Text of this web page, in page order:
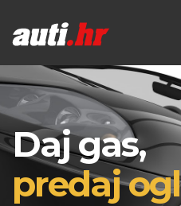
Daj gas,
predaj